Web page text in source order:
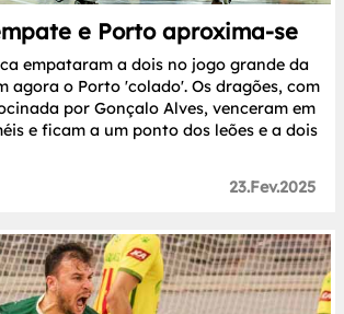
e Porto aproxima-se
empataram a dois no jogo grande da
agora o Porto 'colado'. Os dragões, com
por Gonçalo Alves, venceram em
e ficam a um ponto dos leões e a dois
23.Fev.2025